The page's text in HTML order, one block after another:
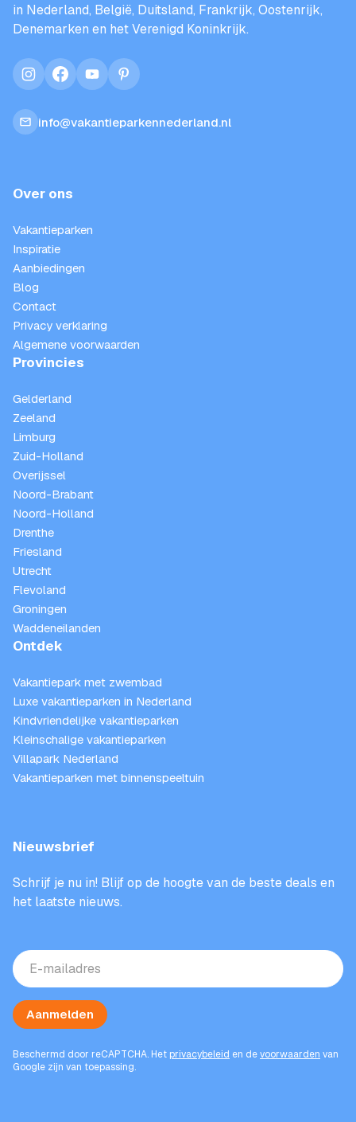
in Nederland, België, Duitsland, Frankrijk, Oostenrijk,
Denemarken en het Verenigd Koninkrijk.
instagramfacebookyoutubepinterest
info@vakantieparkennederland.nl
Over ons
Vakantieparken
Inspiratie
Aanbiedingen
Blog
Contact
Privacy verklaring
Algemene voorwaarden
Provincies
Gelderland
Zeeland
Limburg
Zuid-Holland
Overijssel
Noord-Brabant
Noord-Holland
Drenthe
Friesland
Utrecht
Flevoland
Groningen
Waddeneilanden
Ontdek
Vakantiepark met zwembad
Luxe vakantieparken in Nederland
Kindvriendelijke vakantieparken
Kleinschalige vakantieparken
Villapark Nederland
Vakantieparken met binnenspeeltuin
Nieuwsbrief
Schrijf je nu in! Blijf op de hoogte van de beste deals en
het laatste nieuws.
E-
mailadres
Aanmelden
Beschermd door reCAPTCHA. Het privacybeleid en devoorwaarden van
Google zijn van toepassing.